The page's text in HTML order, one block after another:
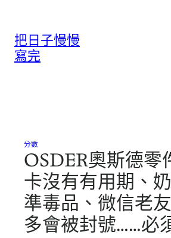
把日子慢慢
寫完
分數
OSDER奧斯德零
卡沒有有用期、
準毒品、微信老
多會被封號……必